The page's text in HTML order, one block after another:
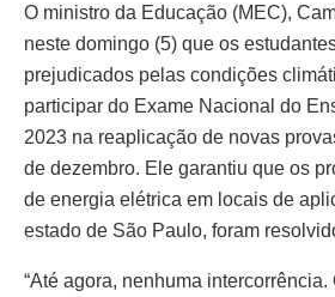
O ministro da Educação (MEC),
neste domingo (5) que os
prejudicados pelas condições
participar do Exame Nacional do
2023 na reaplicação de novas
de dezembro. Ele garantiu que os
de energia elétrica em locais de
estado de São Paulo, foram
“Até agora, nenhuma